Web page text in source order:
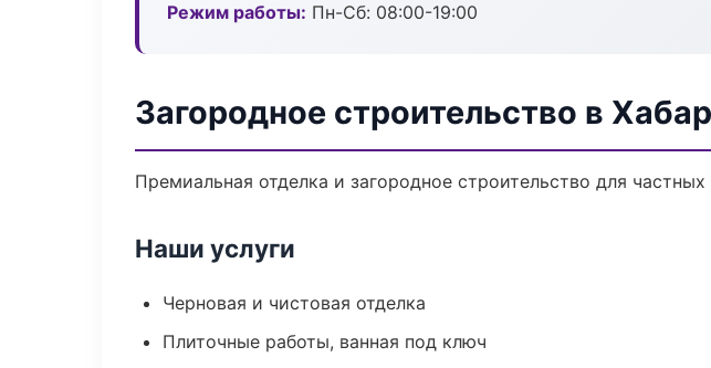
Режим работы: Пн-Сб: 08:00-19:00
Загородное строительство в
Премиальная отделка и загородное строительство для
Наши услуги
Черновая и чистовая отделка
Плиточные работы, ванная под ключ